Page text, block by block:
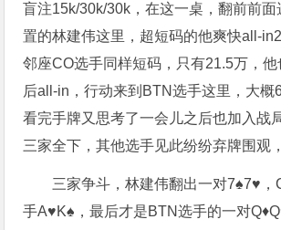
盲注15k/30k/30k，在这一桌，翻前前
置的林建伟这里，超短码的他爽快all-
邻座CO选手同样短码，只有21.5万，他
后all-in，行动来到BTN选手这里，大概
看完手牌又思考了一会儿之后也加入战
三家全下，其他选手见此纷纷弃牌围观，
三家争斗，林建伟翻出一对7♠️7♥️，
手A♥️K♠️，最后才是BTN选手的一对